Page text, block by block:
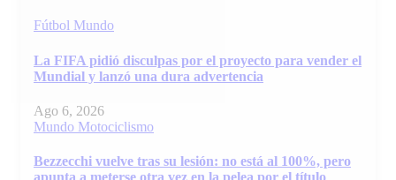
Fútbol Mundo
La FIFA pidió disculpas por el proyecto para vender el
Mundial y lanzó una dura advertencia
Ago 6, 2026
Mundo Motociclismo
Bezzecchi vuelve tras su lesión: no está al 100%, pero